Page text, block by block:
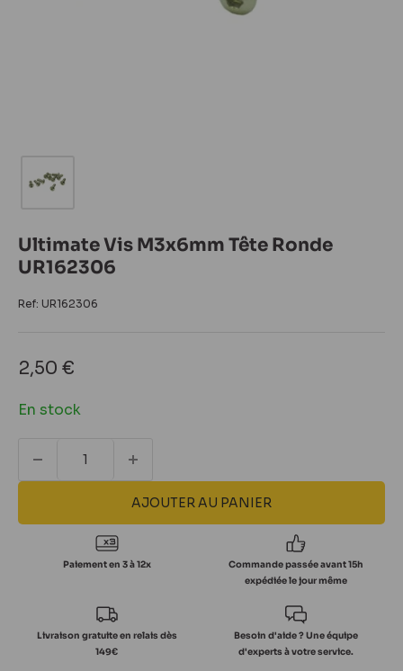
Ultimate Vis M3x6mm Tête Ronde
UR162306
Ref: UR162306
Prix
2,50 €
En stock
AJOUTER AU PANIER
Paiement en 3 à 12x
Commande passée avant 15h
expédiée le jour même
Livraison gratuite en relais dès
149€
Besoin d'aide ? Une équipe
d'experts à votre service.